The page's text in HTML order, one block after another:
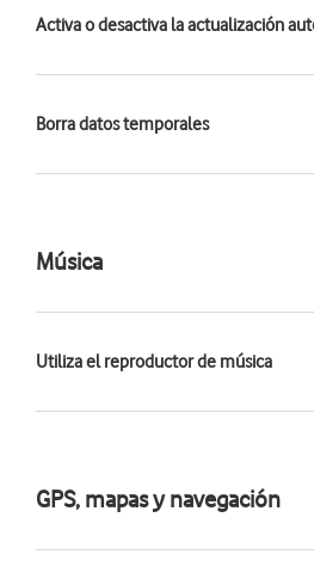
Activa o desactiva la actualización
Borra datos temporales
Música
Utiliza el reproductor de música
GPS, mapas y navegación